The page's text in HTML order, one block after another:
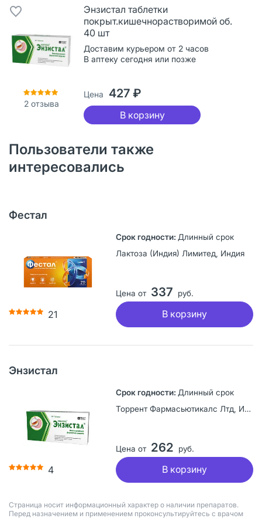
2 отзыва
Энзистал таблетки
покрыт.кишечнорастворимой об.
40 шт
Доставим курьером от 2 часов
В аптеку сегодня или позже
Цена 427 ₽
В корзину
Пользователи также
интересовались
Фестал
21
Длинный срок
Лактоза (Индия) Лимитед, Индия
Цена от 337 руб.
В корзину
Энзистал
4
Длинный срок
Торрент Фармасьютикалс Лтд, Индия
Цена от 262 руб.
В корзину
Страница носит информационный характер о наличии препаратов.
Перед назначением и применением проконсультируйтесь с врачом